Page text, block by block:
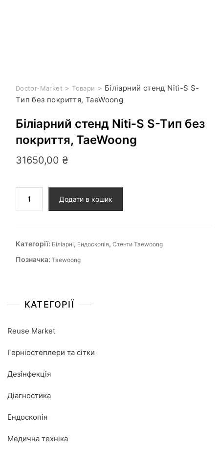
Doctor-Market > Товари > Біліарний стенд Niti-S S-
Tип без покриття, TaeWoong
Біліарний стенд Niti-S S-Tип без
покриття, TaeWoong
31650,00 ₴
Додати в кошик
Категорії: Біліарні, Ендоскопія, Стенти Taewoong
Позначка: Taewoong
КАТЕГОРІЇ
Reuse Market
Герніостеплери та сітки
Дезінфекція
Діагностика
Ендоскопія
Медична техніка